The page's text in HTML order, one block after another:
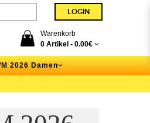
Warenkorb
0 Artikel - 0.00€
2026 Damen